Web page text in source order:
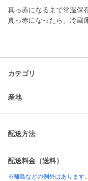
真っ赤になるまで常温保
真っ赤になったら、冷蔵
カテゴリ
産地
配送方法
配送料金（送料）
※離島などの例外はあります